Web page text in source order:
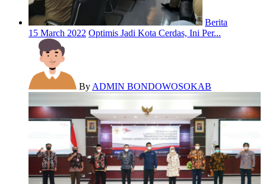
Berita
15 March 2022 Optimis Jadi Kota Cerdas, Ini Per...
By ADMIN BONDOWOSOKAB